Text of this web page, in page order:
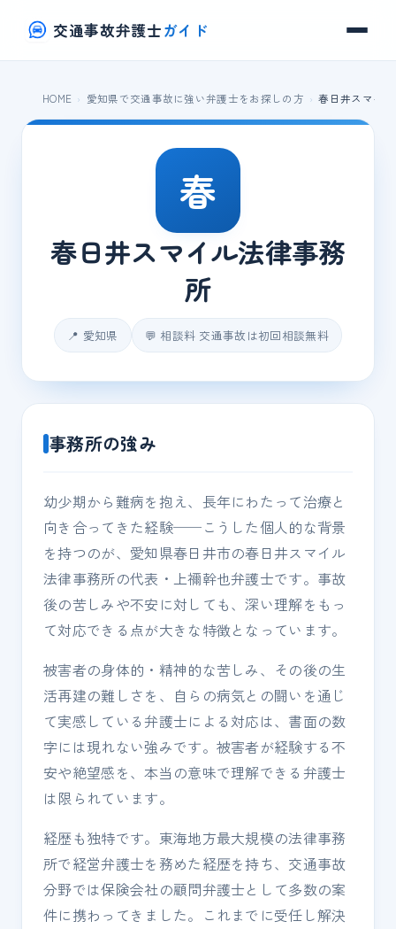
交通事故弁護士ガイド
HOME 愛知県で交通事故に強い弁護士をお探しの方 春日井スマイ
春
春日井スマイル法律事務
所
📍 愛知県 💬 相談料 交通事故は初回相談無料
事務所の強み
幼少期から難病を抱え、長年にわたって治療と
向き合ってきた経験──こうした個人的な背景
を持つのが、愛知県春日井市の春日井スマイル
法律事務所の代表・上禰幹也弁護士です。事故
後の苦しみや不安に対しても、深い理解をもっ
て対応できる点が大きな特徴となっています。
被害者の身体的・精神的な苦しみ、その後の生
活再建の難しさを、自らの病気との闘いを通じ
て実感している弁護士による対応は、書面の数
字には現れない強みです。被害者が経験する不
安や絶望感を、本当の意味で理解できる弁護士
は限られています。
経歴も独特です。東海地方最大規模の法律事務
所で経営弁護士を務めた経歴を持ち、交通事故
分野では保険会社の顧問弁護士として多数の案
件に携わってきました。これまでに受任し解決